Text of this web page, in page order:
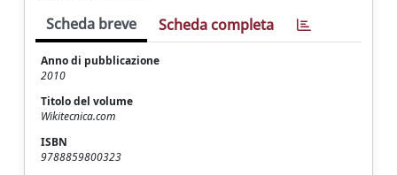
Scheda breve Scheda completa
Anno di pubblicazione
2010
Titolo del volume
Wikitecnica.com
ISBN
9788859800323